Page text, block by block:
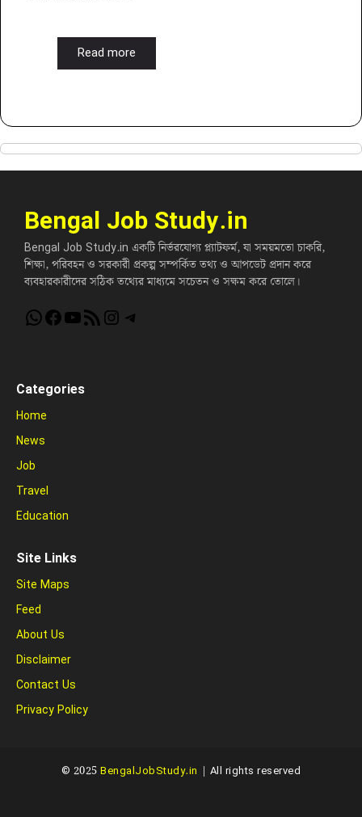
Read more
Bengal Job Study.in
Bengal Job Study.in একটি নির্ভরযোগ্য প্ল্যাটফর্ম, যা সময়মতো চাকরি,
শিক্ষা, পরিবহন ও সরকারী প্রকল্প সম্পর্কিত তথ্য ও আপডেট প্রদান করে
ব্যবহারকারীদের সঠিক তথ্যের মাধ্যমে সচেতন ও সক্ষম করে তোলে।
WhatsApp
Facebook
YouTube
RSS FeedInstagram
Telegram
Categories
Home
News
Job
Travel
Education
Site Links
Site Maps
Feed
About Us
Disclaimer
Contact Us
Privacy Policy
© 2025BengalJobStudy.in | All rights reserved